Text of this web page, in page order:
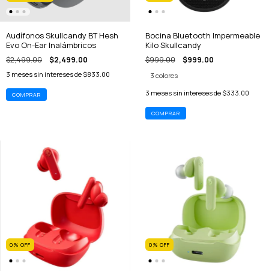
Audífonos Skullcandy BT Hesh
Evo On-Ear Inalámbricos
$2,499.00 $2,499.00
3 meses sin intereses de $833.00
Bocina Bluetooth Impermeable
Kilo Skullcandy
$999.00 $999.00
3 colores
3 meses sin intereses de $333.00
COMPRAR
0% OFF 0% OFF